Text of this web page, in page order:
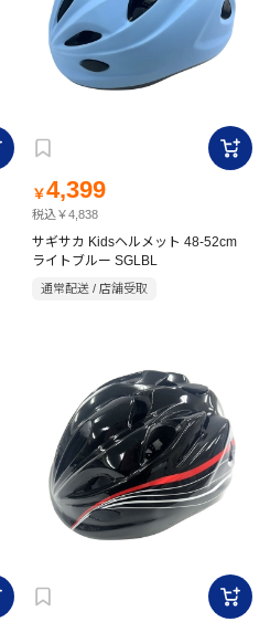
￥4,399
税込￥4,838
サギサカ Kidsヘルメット 48-52cm
ライトブルー SGLBL
通常配送 / 店舗受取